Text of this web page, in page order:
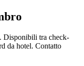
Disponibili tra check-
da hotel. Contatto